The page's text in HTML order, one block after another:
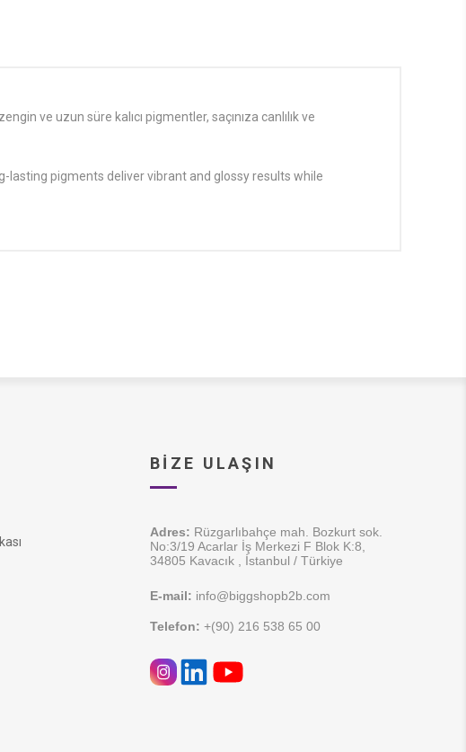
ve uzun süre kalıcı pigmentler, saçınıza canlılık ve
lasting pigments deliver vibrant and glossy results while
BIZE ULAŞIN
Adres: Rüzgarlıbahçe mah. Bozkurt sok.
No:3/19 Acarlar İş Merkezi F Blok K:8,
34805 Kavacık , İstanbul / Türkiye
E-mail: info@biggshopb2b.com
Telefon: +(90) 216 538 65 00